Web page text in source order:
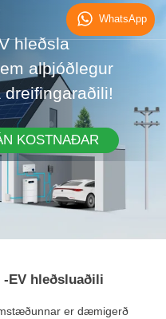
WhatsApp
hleðsla
alþjóðlegur
KOSTNAÐAR
-EV hleðsluaðili
er dæmigerð